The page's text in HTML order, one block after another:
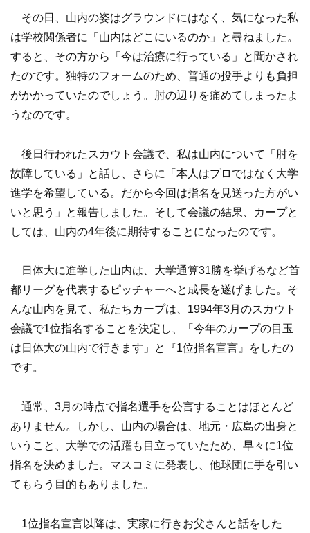
その日、山内の姿はグラウンドにはなく、気になった私
は学校関係者に「山内はどこにいるのか」と尋ねました。
すると、その方から「今は治療に行っている」と聞かされ
たのです。独特のフォームのため、普通の投手よりも負担
がかかっていたのでしょう。肘の辺りを痛めてしまったよ
うなのです。
後日行われたスカウト会議で、私は山内について「肘を
故障している」と話し、さらに「本人はプロではなく大学
進学を希望している。だから今回は指名を見送った方がい
いと思う」と報告しました。そして会議の結果、カープと
しては、山内の4年後に期待することになったのです。
日体大に進学した山内は、大学通算31勝を挙げるなど首
都リーグを代表するピッチャーへと成長を遂げました。そ
んな山内を見て、私たちカープは、1994年3月のスカウト
会議で1位指名することを決定し、「今年のカープの目玉
は日体大の山内で行きます」と『1位指名宣言』をしたの
です。
通常、3月の時点で指名選手を公言することはほとんど
ありません。しかし、山内の場合は、地元・広島の出身と
いうこと、大学での活躍も目立っていたため、早々に1位
指名を決めました。マスコミに発表し、他球団に手を引い
てもらう目的もありました。
1位指名宣言以降は、実家に行きお父さんと話をした